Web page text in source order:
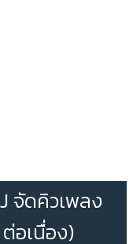
จัดคิวเพลง
อเนื่อง)